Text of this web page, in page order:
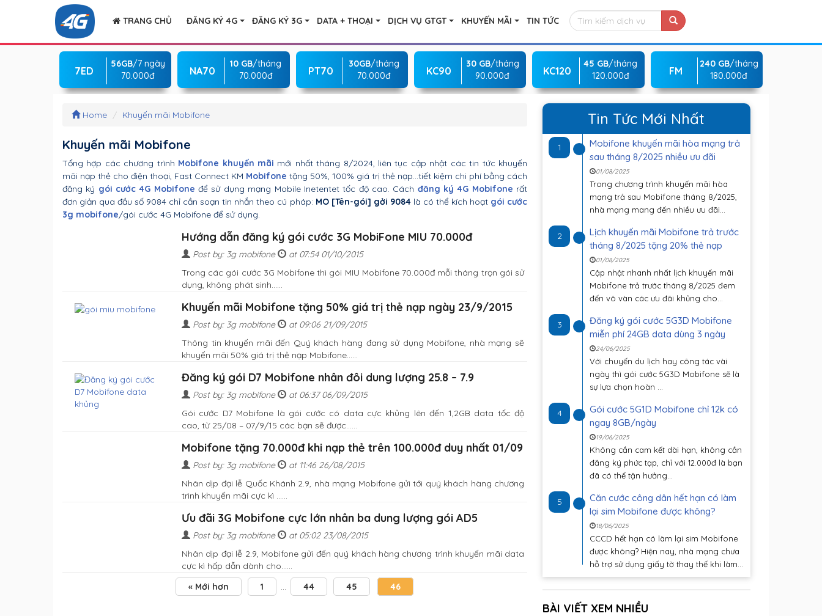
TRANG CHỦ ĐĂNG KÝ 4G ĐĂNG KÝ 3G DATA + THOẠI DỊCH VỤ GTGT KHUYẾN MÃI TIN TỨC
7ED
56GB/7 ngày
70.000đ
NA70
10 GB/tháng
70.000đ
PT70
30GB/tháng
70.000đ
KC90
30 GB/tháng
90.000đ
KC120
45 GB/tháng
120.000đ
FM
240 GB/tháng
180.000đ
Home Khuyến mãi Mobifone
Khuyến mãi Mobifone
Tổng hợp các chương trình Mobifone khuyến mãi mới nhất tháng 8/2024, liên tục cập nhật các tin tức khuyến
mãi nạp thẻ cho điện thoại, Fast Connect KM Mobifone tặng 50%, 100% giá trị thẻ nạp…tiết kiệm chi phí bằng cách
đăng ký gói cước 4G Mobifone để sử dụng mạng Mobile Inetentet tốc độ cao. Cách đăng ký 4G Mobifone rất
đơn giản qua đầu số 9084 chỉ cần soạn tin nhắn theo cú pháp: MO [Tên-gói] gởi 9084là có thể kích hoạt gói cước
3g mobifone/gói cước 4G Mobifone để sử dụng.
Hướng dẫn đăng ký gói cước 3G MobiFone MIU 70.000đ
Post by: 3g mobifone
at 07:54 01/10/2015
Trong các gói cước 3G Mobifone thì gói MIU Mobifone 70.000đ mỗi tháng trọn gói sử
dụng, không phát sinh......
Khuyến mãi Mobifone tặng 50% giá trị thẻ nạp ngày 23/9/2015
Post by: 3g mobifone
at 09:06 21/09/2015
Thông tin khuyến mãi đến Quý khách hàng đang sử dụng Mobifone, nhà mạng sẽ
khuyến mãi 50% giá trị thẻ nạp Mobifone......
Đăng ký gói D7 Mobifone nhân đôi dung lượng 25.8 – 7.9
Post by: 3g mobifone
at 06:37 06/09/2015
Gói cước D7 Mobifone là gói cước có data cực khủng lên đến 1,2GB data tốc độ
cao, từ 25/08 – 07/9/15 các bạn sẽ được......
Mobifone tặng 70.000đ khi nạp thẻ trên 100.000đ duy nhất 01/09
Post by: 3g mobifone
at 11:46 26/08/2015
Nhân dịp đại lễ Quốc Khánh 2.9, nhà mạng Mobifone gửi tới quý khách hàng chương
trình khuyến mãi cực kì ......
Ưu đãi 3G Mobifone cực lớn nhân ba dung lượng gói AD5
Post by: 3g mobifone
at 05:02 23/08/2015
Nhân dịp đại lễ 2.9, Mobifone gửi đến quý khách hàng chương trình khuyến mãi data
cực kì hấp dẫn dành cho......
« Mới hơn
1 … 44 45 46
Tin Tức Mới Nhất
1
Mobifone khuyến mãi hòa mạng trả
sau tháng 8/2025 nhiều ưu đãi
01/08/2025
Trong chương trình khuyến mãi hòa
mạng trả sau Mobifone tháng 8/2025,
nhà mạng mang đến nhiều ưu đãi...
2
Lịch khuyến mãi Mobifone trả trước
tháng 8/2025 tặng 20% thẻ nạp
01/08/2025
Cập nhật nhanh nhất lịch khuyến mãi
Mobifone trả trước tháng 8/2025 đem
đến vô vàn các ưu đãi khủng cho...
3
Đăng ký gói cước 5G3D Mobifone
miễn phí 24GB data dùng 3 ngày
24/06/2025
Với chuyến du lịch hay công tác vài
ngày thì gói cước 5G3D Mobifone sẽ là
sự lựa chọn hoàn ...
4
Gói cước 5G1D Mobifone chỉ 12k có
ngay 8GB/ngày
19/06/2025
Không cần cam kết dài hạn, không cần
đăng ký phức tạp, chỉ với 12.000đ là bạn
đã có thể tận hưởng...
5
Căn cước công dân hết hạn có làm
lại sim Mobifone được không?
18/06/2025
CCCD hết hạn có làm lại sim Mobifone
được không? Hiện nay, nhà mạng chưa
hỗ trợ sử dụng giấy tờ thay thế khi làm...
BÀI VIẾT XEM NHIỀU